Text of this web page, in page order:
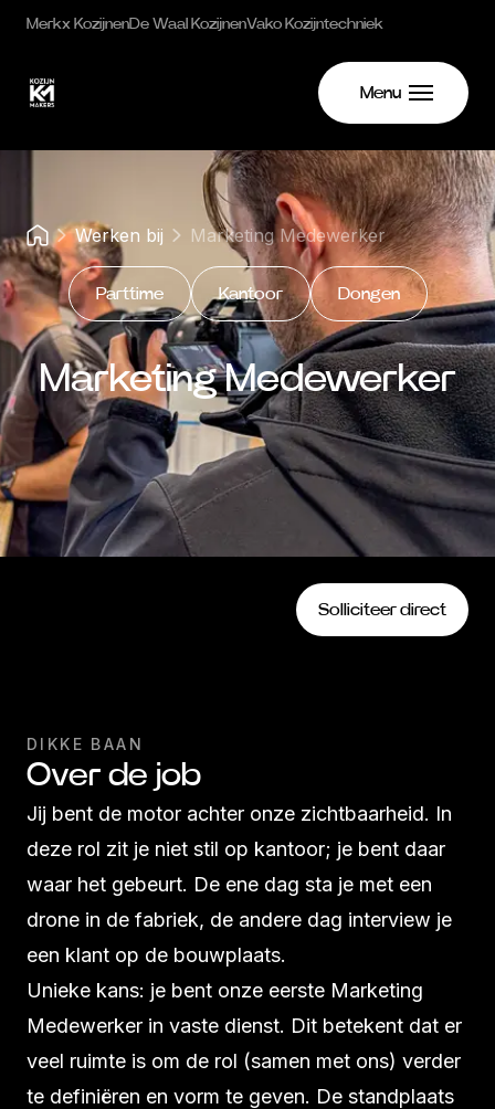
Merkx KozijnenDe Waal KozijnenVako Kozijntechniek
Menu
Werken bij Marketing Medewerker
Parttime Kantoor Dongen
Marketing Medewerker
Solliciteer direct
DIKKE BAAN
Over de job
Jij bent de motor achter onze zichtbaarheid. In
deze rol zit je niet stil op kantoor; je bent daar
waar het gebeurt. De ene dag sta je met een
drone in de fabriek, de andere dag interview je
een klant op de bouwplaats.
Unieke kans: je bent onze eerste Marketing
Medewerker in vaste dienst. Dit betekent dat er
veel ruimte is om de rol (samen met ons) verder
te definiëren en vorm te geven. De standplaats